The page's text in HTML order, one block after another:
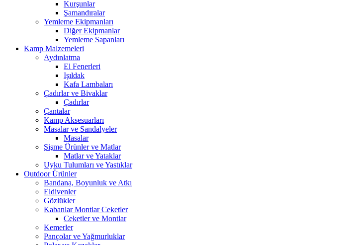
Kurşunlar
Şamandıralar
Yemleme Ekipmanları
Diğer Ekipmanlar
Yemleme Sapanları
Kamp Malzemeleri
Aydınlatma
El Fenerleri
Işıldak
Kafa Lambaları
Çadırlar ve Bivaklar
Çadırlar
Çantalar
Kamp Aksesuarları
Masalar ve Sandalyeler
Masalar
Şişme Ürünler ve Matlar
Matlar ve Yataklar
Uyku Tulumları ve Yastıklar
Outdoor Ürünler
Bandana, Boyunluk ve Atkı
Eldivenler
Gözlükler
Kabanlar Montlar Ceketler
Ceketler ve Montlar
Kemerler
Pançolar ve Yağmurluklar